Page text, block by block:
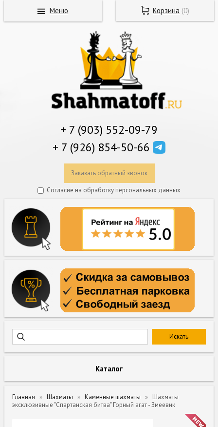
+ 7 (903) 552-09-79
+ 7 (926) 854-50-66
Заказать обратный звонок
Согласие на обработку персональных данных
Каталог
Главная Шахматы Каменные шахматы
Шахматы
эксклюзивные "Спартанская битва" Горный агат - Змеевик
Корзина (0)
Меню